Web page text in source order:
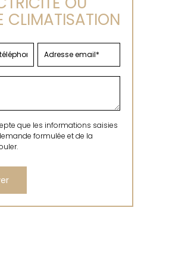
CLIMATISATION
que les informations saisies
formulée et de la